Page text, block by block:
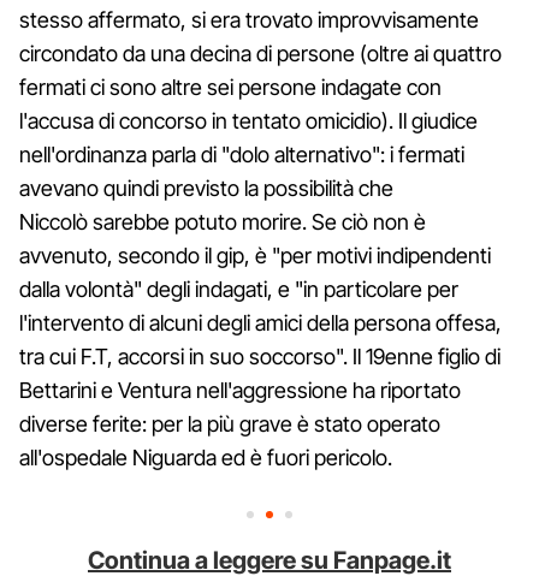
stesso affermato, si era trovato improvvisamente
circondato da una decina di persone (oltre ai quattro
fermati ci sono altre sei persone indagate con
l'accusa di concorso in tentato omicidio). Il giudice
nell'ordinanza parla di "dolo alternativo": i fermati
avevano quindi previsto la possibilità che
Niccolò sarebbe potuto morire. Se ciò non è
avvenuto, secondo il gip, è "per motivi indipendenti
dalla volontà" degli indagati, e "in particolare per
l'intervento di alcuni degli amici della persona offesa,
tra cui F.T, accorsi in suo soccorso". Il 19enne figlio di
Bettarini e Ventura nell'aggressione ha riportato
diverse ferite: per la più grave è stato operato
all'ospedale Niguarda ed è fuori pericolo.
Continua a leggere su Fanpage.it